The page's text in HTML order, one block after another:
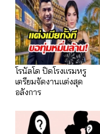
โรนัลโด ปิดโรงแรมหรู
เตรียมจัดงานแต่งสุด
อลังการ